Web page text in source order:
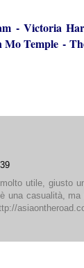
-Victoria
Mo Temple -
utile, giusto
una casualità,